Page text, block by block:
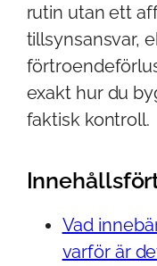
rutin utan ett
tillsynsansvar,
exakt hur du
faktisk kontroll.
Vad
varför är